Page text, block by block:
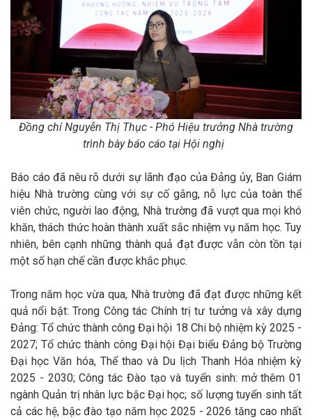
Đồng chí Nguyễn Thị Thục - Phó Hiệu trưởng Nhà trường
trình bày báo cáo tạiHội nghị
Báo cáo đã nêu rõ dưới sự lãnh đạo của Đảng ủy, Ban Giám
hiệu Nhà trường cùng với sự cố gắng, nỗ lực của toàn thể
viên chức, người lao động, Nhà trường đã vượt qua mọi khó
khăn, thách thức hoàn thành xuất sắc nhiệm vụ năm học. Tuy
nhiên, bên cạnh những thành quả đạt được vẫn còn tồn tại
một số hạn chế cần được khắc phục.
Trong năm học vừa qua, Nhà trường đã đạt được những kết
quả nổi bật: Trong Công tác Chính trị tư tưởngvà xây dựng
Đảng: Tổ chức thành công Đại hội 18 Chi bộ nhiệm kỳ 2025 -
2027; Tổ chức thành công Đại hội Đại biểu Đảng bộ Trường
Đại học Văn hóa, Thể thao và Du lịch Thanh Hóa nhiệm kỳ
2025 - 2030; Công tác Đào tạo và tuyển sinh: mở thêm 01
ngành Quản trị nhân lực bậc Đại học; số lượng tuyển sinh tất
cả các hệ, bậc đào tạo năm học 2025 - 2026 tăng cao nhất